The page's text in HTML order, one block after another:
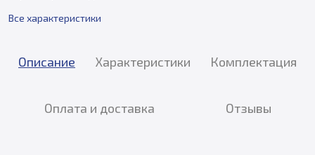
Все характеристики
Описание Характеристики Комплектация
Оплата и доставка Отзывы